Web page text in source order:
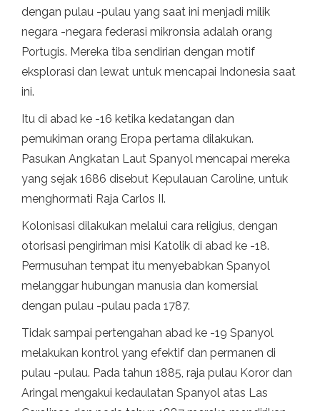
dengan pulau -pulau yang saat ini menjadi milik
negara -negara federasi mikronsia adalah orang
Portugis. Mereka tiba sendirian dengan motif
eksplorasi dan lewat untuk mencapai Indonesia saat
ini.
Itu di abad ke -16 ketika kedatangan dan
pemukiman orang Eropa pertama dilakukan.
Pasukan Angkatan Laut Spanyol mencapai mereka
yang sejak 1686 disebut Kepulauan Caroline, untuk
menghormati Raja Carlos II.
Kolonisasi dilakukan melalui cara religius, dengan
otorisasi pengiriman misi Katolik di abad ke -18.
Permusuhan tempat itu menyebabkan Spanyol
melanggar hubungan manusia dan komersial
dengan pulau -pulau pada 1787.
Tidak sampai pertengahan abad ke -19 Spanyol
melakukan kontrol yang efektif dan permanen di
pulau -pulau. Pada tahun 1885, raja pulau Koror dan
Aringal mengakui kedaulatan Spanyol atas Las